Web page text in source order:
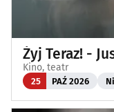
Żyj Teraz! -
Kino, teatr
25 PAŹ 2026